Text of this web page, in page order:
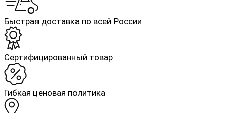
Быстрая доставка по всей России
Cертифицированный товар
Гибкая ценовая политика